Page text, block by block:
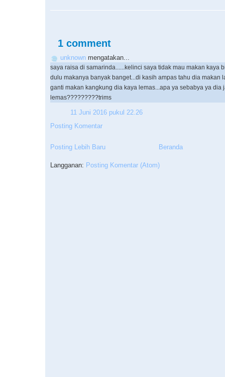
1 comment
unknown mengatakan...
saya raisa di samarinda......kelinci saya tidak mau makan kaya
dulu makanya banyak banget...di kasih ampas tahu dia makan
ganti makan kangkung dia kaya lemas...apa ya sebabya ya dia
lemas?????????trims
11 Juni 2016 pukul 22.26
Posting Komentar
Posting Lebih Baru Beranda
Langganan: Posting Komentar (Atom)